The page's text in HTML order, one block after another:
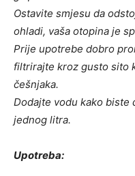
Ostavite smjesu da
ohladi, vaša otopina je
Prije upotrebe dobro
filtrirajte kroz gusto sito
češnjaka.
Dodajte vodu kako
jednog litra.
Upotreba: